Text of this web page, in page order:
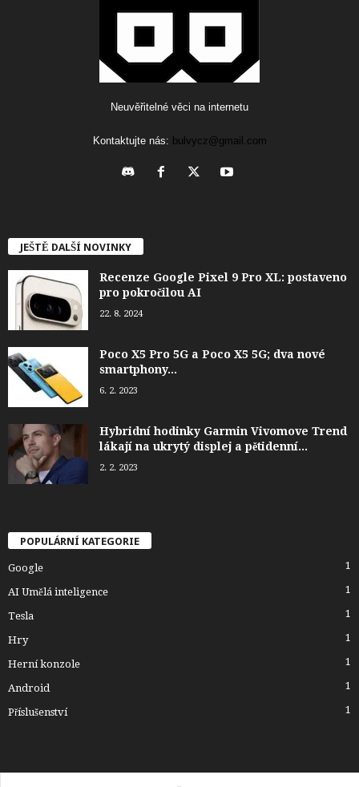
Neuvěřitelné věci na internetu
Kontaktujte nás: bulvycz@gmail.com
JEŠTĚ DALŠÍ NOVINKY
Recenze Google Pixel 9 Pro XL: postaveno
pro pokročilou AI
22. 8. 2024
Poco X5 Pro 5G a Poco X5 5G; dva nové
smartphony...
6. 2. 2023
Hybridní hodinky Garmin Vivomove Trend
lákají na ukrytý displej a pětidenní...
2. 2. 2023
POPULÁRNÍ KATEGORIE
Google 1
AI Umělá inteligence 1
Tesla 1
Hry 1
Herní konzole 1
Android 1
Příslušenství 1